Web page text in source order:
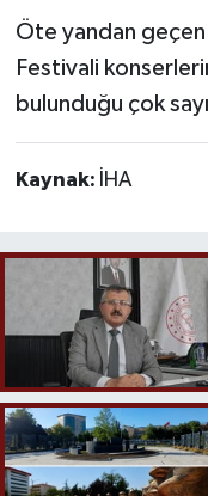
Öte yandan geçen
Festivali
bulunduğu çok
Kaynak: İHA